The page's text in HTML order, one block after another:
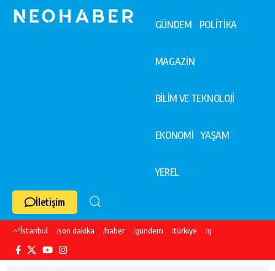
GÜNDEM POLİTİKA
MAGAZİN
BİLİM VE TEKNOLOJİ
EKONOMİ YAŞAM
YEREL
İletişim
İstanbul son dakika haber gündem türkiye galatasaray